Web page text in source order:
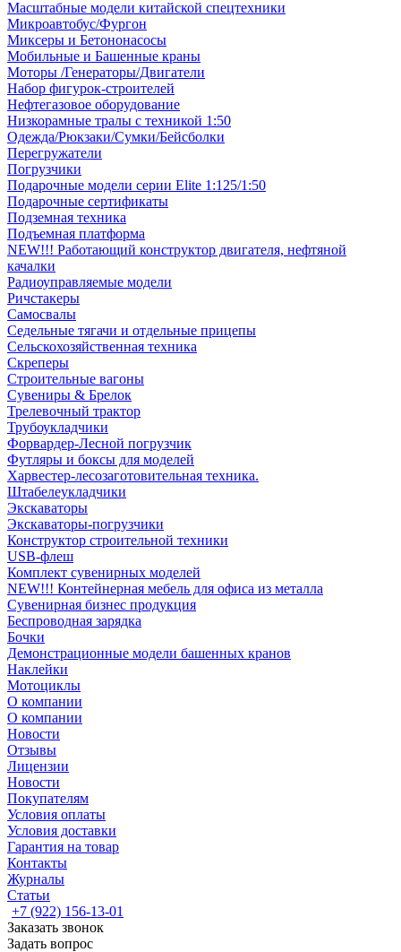
Масштабные модели китайской спецтехники
Микроавтобус/Фургон
Миксеры и Бетононасосы
Мобильные и Башенные краны
Моторы /Генераторы/Двигатели
Набор фигурок-строителей
Нефтегазовое оборудование
Низкорамные тралы с техникой 1:50
Одежда/Рюкзаки/Сумки/Бейсболки
Перегружатели
Погрузчики
Подарочные модели серии Elite 1:125/1:50
Подарочные сертификаты
Подземная техника
Подъемная платформа
NEW!!! Работающий конструктор двигателя, нефтяной
качалки
Радиоуправляемые модели
Ричстакеры
Самосвалы
Седельные тягачи и отдельные прицепы
Сельскохозяйственная техника
Скреперы
Строительные вагоны
Сувениры & Брелок
Трелевочный трактор
Трубоукладчики
Форвардер-Лесной погрузчик
Футляры и боксы для моделей
Харвестер-лесозаготовительная техника.
Штабелеукладчики
Экскаваторы
Экскаваторы-погрузчики
Конструктор строительной техники
USB-флеш
Комплект сувенирных моделей
NEW!!! Контейнерная мебель для офиса из металла
Сувенирная бизнес продукция
Беспроводная зарядка
Бочки
Демонстрационные модели башенных кранов
Наклейки
Мотоциклы
О компании
О компании
Новости
Отзывы
Лицензии
Новости
Покупателям
Условия оплаты
Условия доставки
Гарантия на товар
Контакты
Журналы
Статьи
+7 (922) 156-13-01
Заказать звонок
Задать вопрос